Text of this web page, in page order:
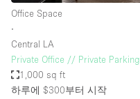
Office Space
∙
Central LA
Private Office // Private Parking
1,000 sq ft
하루에 $300부터 시작